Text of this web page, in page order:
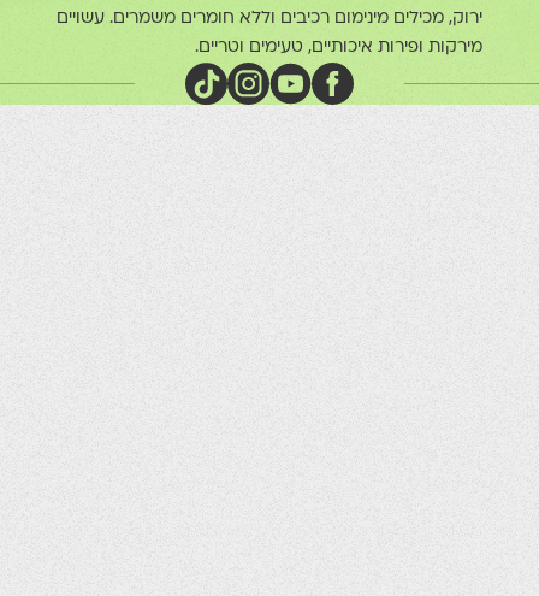
ירוק, מכילים מינימום רכיבים וללא חומרים משמרים. עשויים
מירקות ופירות איכותיים, טעימים וטריים.